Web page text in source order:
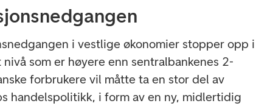
i vestlige økonomier stopper opp i
som er høyere enn sentralbankenes 2-
forbrukere vil måtte ta en stor del av
handelspolitikk, i form av en ny, midlertidig